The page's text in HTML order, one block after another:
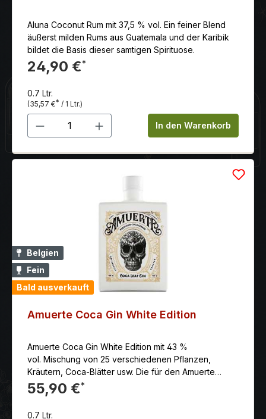
Aluna Coconut Rum mit 37,5 % vol. Ein feiner Blend
äußerst milden Rums aus Guatemala und der Karibik
bildet die Basis dieser samtigen Spirituose.
24,90 €*
0.7 Ltr.
(35,57 €* / 1 Ltr.)
Produkt Anzahl: Gib denIn den Warenkorb
Belgien
Fein
Bald ausverkauft
Amuerte Coca Gin White Edition
Amuerte Coca Gin White Edition mit 43 %
vol. Mischung von 25 verschiedenen Pflanzen,
Kräutern, Coca-Blätter usw. Die für den Amuerte
White Gin verwendeten botanischen Zutaten sind
peruanische Kokablätter, Kardamom, Koriander,
55,90 €*
0.7 Ltr.